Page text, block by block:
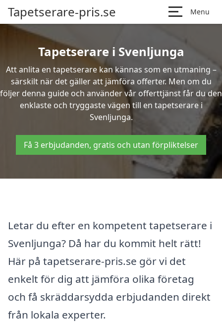
Tapetserare-pris.se Menu
Tapetserare i Svenljunga
Att anlita en tapetserare kan kännas som en utmaning –
särskilt när det gäller att jämföra offerter. Men om du
följer denna guide och använder vår offerttjänst får du den
enklaste och tryggaste vägen till en tapetserare i
Svenljunga.
Få 3 erbjudanden, gratis och utan förpliktelser
Letar du efter en kompetent tapetserare i
Svenljunga? Då har du kommit helt rätt!
Här på tapetserare-pris.se gör vi det
enkelt för dig att jämföra olika företag
och få skräddarsydda erbjudanden direkt
från lokala experter.